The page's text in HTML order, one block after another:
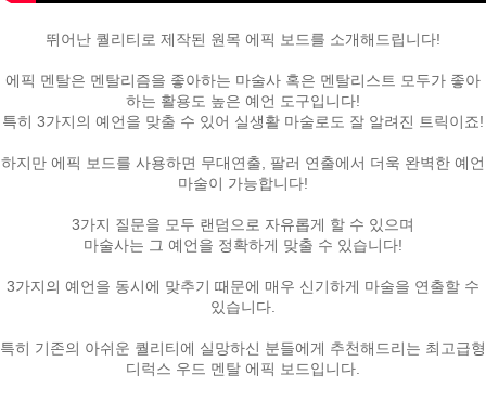
페이코 ID로
뛰어난 퀄리티로 제작된 원목 에픽 보드를 소개해드립니다!
에픽 멘탈은 멘탈리즘을 좋아하는 마술사 혹은 멘탈리스트 모두가 좋아
하는 활용도 높은 예언 도구입니다!
특히 3가지의 예언을 맞출 수 있어 실생활 마술로도 잘 알려진 트릭이죠!
하지만 에픽 보드를 사용하면 무대연출, 팔러 연출에서 더욱 완벽한 예언
마술이 가능합니다!
3가지 질문을 모두 랜덤으로 자유롭게 할 수 있으며
마술사는 그 예언을 정확하게 맞출 수 있습니다!
3가지의 예언을 동시에 맞추기 때문에 매우 신기하게 마술을 연출할 수
있습니다.
특히 기존의 아쉬운 퀄리티에 실망하신 분들에게 추천해드리는 최고급형
디럭스 우드 멘탈 에픽 보드입니다.